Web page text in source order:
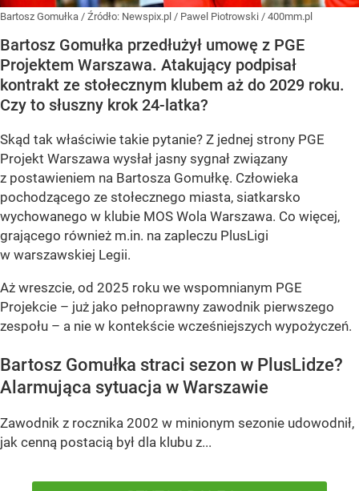
Bartosz Gomułka / Źródło: Newspix.pl / Pawel Piotrowski / 400mm.pl
Bartosz Gomułka przedłużył umowę z PGE
Projektem Warszawa. Atakujący podpisał
kontrakt ze stołecznym klubem aż do 2029 roku.
Czy to słuszny krok 24-latka?
Skąd tak właściwie takie pytanie? Z jednej strony PGE
Projekt Warszawa wysłał jasny sygnał związany
z postawieniem na Bartosza Gomułkę. Człowieka
pochodzącego ze stołecznego miasta, siatkarsko
wychowanego w klubie MOS Wola Warszawa. Co więcej,
grającego również m.in. na zapleczu PlusLigi
w warszawskiej Legii.
Aż wreszcie, od 2025 roku we wspomnianym PGE
Projekcie – już jako pełnoprawny zawodnik pierwszego
zespołu – a nie w kontekście wcześniejszych wypożyczeń.
Bartosz Gomułka straci sezon w PlusLidze?
Alarmująca sytuacja w Warszawie
Zawodnik z rocznika 2002 w minionym sezonie udowodnił,
jak cenną postacią był dla klubu z...